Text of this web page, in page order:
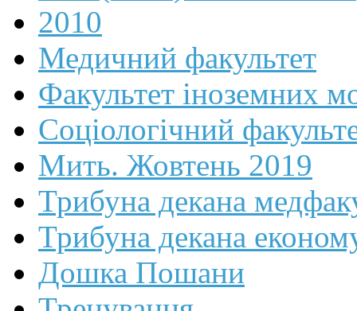
2010
Медичний факультет
Факультет іноземних
Соціологічний
Мить. Жовтень 2019
Трибуна декана
Трибуна декана
Дошка Пошани